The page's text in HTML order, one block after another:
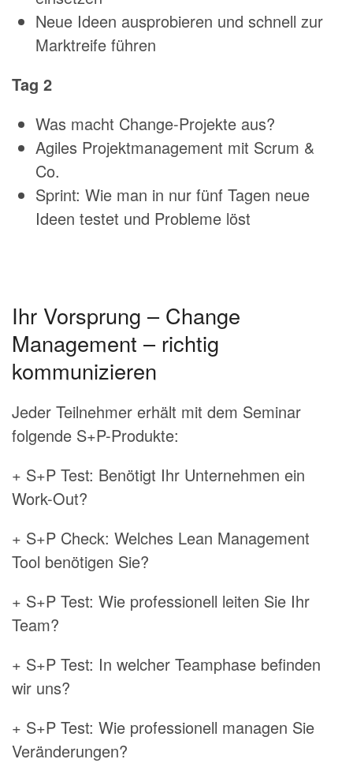
Neue Ideen ausprobieren und schnell zur
Marktreife führen
Tag 2
Was macht Change-Projekte aus?
Agiles Projektmanagement mit Scrum &
Co.
Sprint: Wie man in nur fünf Tagen neue
Ideen testet und Probleme löst
Ihr Vorsprung – Change
Management – richtig
kommunizieren
Jeder Teilnehmer erhält mit dem Seminar
folgende S+P-Produkte:
+ S+P Test: Benötigt Ihr Unternehmen ein
Work-Out?
+ S+P Check: Welches Lean Management
Tool benötigen Sie?
+ S+P Test: Wie professionell leiten Sie Ihr
Team?
+ S+P Test: In welcher Teamphase befinden
wir uns?
+ S+P Test: Wie professionell managen Sie
Veränderungen?